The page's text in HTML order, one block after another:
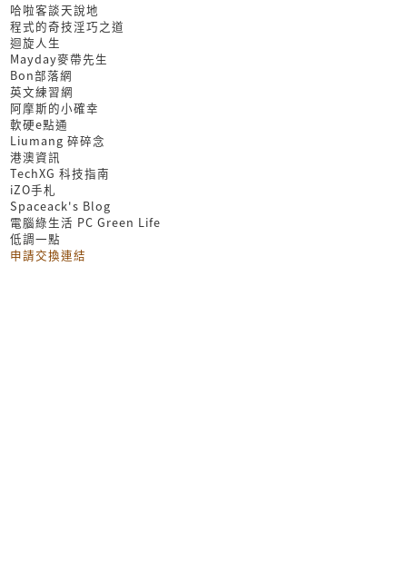
哈啦客談天說地
程式的奇技淫巧之道
迴旋人生
Mayday麥帶先生
Bon部落網
英文練習網
阿摩斯的小確幸
軟硬e點通
Liumang 碎碎念
港澳資訊
TechXG 科技指南
iZO手札
Spaceack's Blog
電腦綠生活 PC Green Life
低調一點
申請交換連結